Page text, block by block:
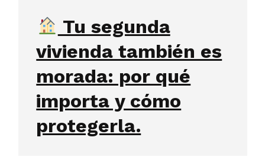
Tu segunda
vivienda también es
morada: por qué
importa y cómo
protegerla.